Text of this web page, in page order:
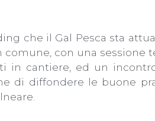
che il Gal Pesca sta
con una sessione
in cantiere, ed un
di diffondere le buone